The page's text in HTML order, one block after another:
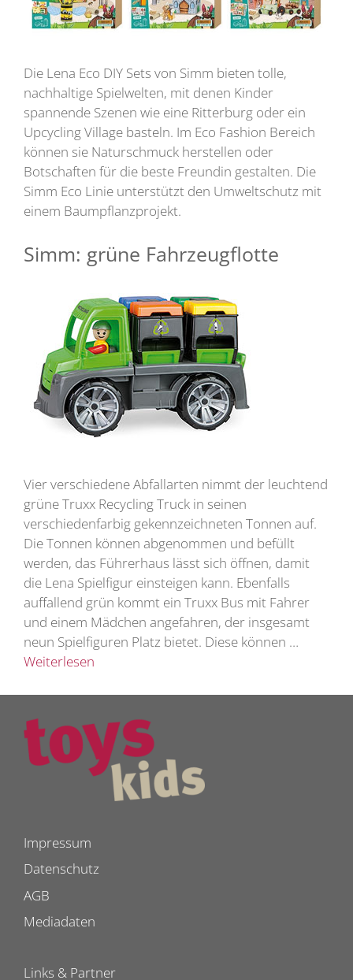
Die Lena Eco DIY Sets von Simm bieten tolle,
nachhaltige Spielwelten, mit denen Kinder
spannende Szenen wie eine Ritterburg oder ein
Upcycling Village basteln. Im Eco Fashion Bereich
können sie Naturschmuck herstellen oder
Botschaften für die beste Freundin gestalten. Die
Simm Eco Linie unterstützt den Umweltschutz mit
einem Baumpflanzprojekt.
Simm: grüne Fahrzeugflotte
Vier verschiedene Abfallarten nimmt der leuchtend
grüne Truxx Recycling Truck in seinen
verschiedenfarbig gekennzeichneten Tonnen auf.
Die Tonnen können abgenommen und befüllt
werden, das Führerhaus lässt sich öffnen, damit
die Lena Spielfigur einsteigen kann. Ebenfalls
auffallend grün kommt ein Truxx Bus mit Fahrer
und einem Mädchen angefahren, der insgesamt
neun Spielfiguren Platz bietet. Diese können …
Weiterlesen
Impressum
Datenschutz
AGB
Mediadaten
Links & Partner